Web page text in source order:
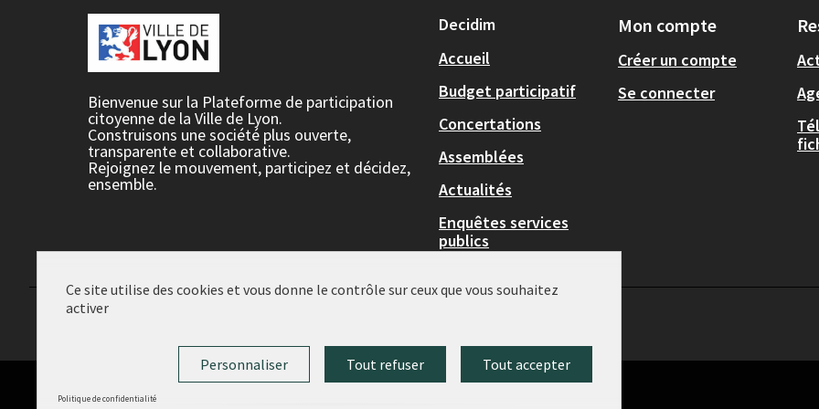
Bienvenue sur la Plateforme de participation
citoyenne de la Ville de Lyon.
Construisons une société plus ouverte,
transparente et collaborative.
Rejoignez le mouvement, participez et décidez,
ensemble.
Decidim
Accueil
Budget participatif
Concertations
Assemblées
Actualités
Enquêtes services
publics
Mon compte
Créer un compte
Se connecter
Ce site utilise des cookies et vous donne le contrôle sur ceux que vous souhaitez
activer
Tout accepter
Tout refuser
Personnaliser
Politique de confidentialité